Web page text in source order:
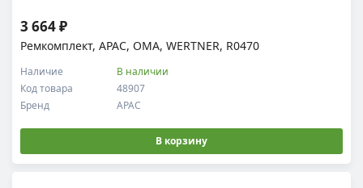
Ремкомплект, APAC, OMA, WERTNER, R0470
Код товара 48907
Наличие В наличии
Бренд APAC
3 664 ₽
В корзину